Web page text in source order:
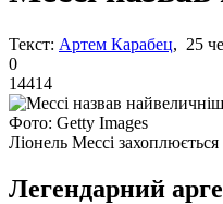
Текст: Артем Карабец, 25
0
14414
Фото: Getty Images
Ліонель Мессі
Легендарний